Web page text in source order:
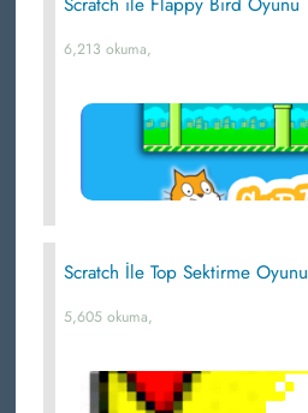
6,213 okuma,
Scratch İle Top Sektirme Oyunu
5,605 okuma,